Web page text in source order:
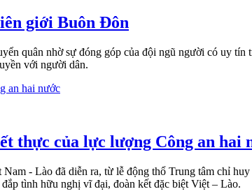
giới Buôn Đôn
quân nhờ sự đóng góp của đội ngũ người có uy
với người dân.
thực của lực lượng Công an hai
- Lào đã diễn ra, từ lễ động thổ Trung tâm chỉ
tình hữu nghị vĩ đại, đoàn kết đặc biệt Việt – Lào.